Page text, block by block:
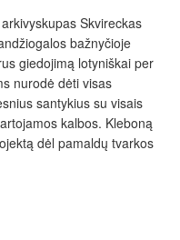
Skvireckas
bažnyčioje
giedojimą lotyniškai per
nurodė dėti visas
santykius su visais
kalbos. Kleboną
dėl pamaldų tvarkos